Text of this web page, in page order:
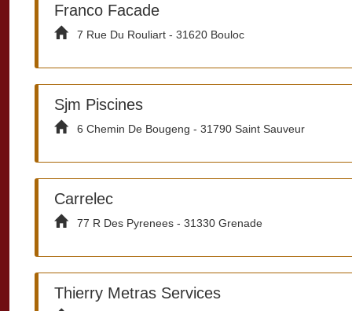
Franco Facade
7 Rue Du Rouliart - 31620 Bouloc
Sjm Piscines
6 Chemin De Bougeng - 31790 Saint Sauveur
Carrelec
77 R Des Pyrenees - 31330 Grenade
Thierry Metras Services